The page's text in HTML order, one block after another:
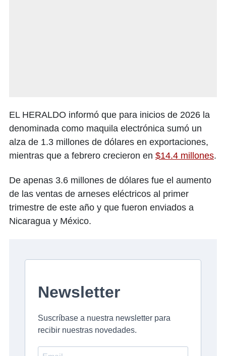
EL HERALDO informó que para inicios de 2026 la
denominada como maquila electrónica sumó un
alza de 1.3 millones de dólares en exportaciones,
mientras que a febrero crecieron en $14.4 millones.
De apenas 3.6 millones de dólares fue el aumento
de las ventas de arneses eléctricos al primer
trimestre de este año y que fueron enviados a
Nicaragua y México.